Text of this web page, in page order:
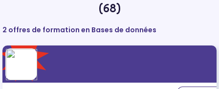
(68)
2 offres de formation en Bases de données